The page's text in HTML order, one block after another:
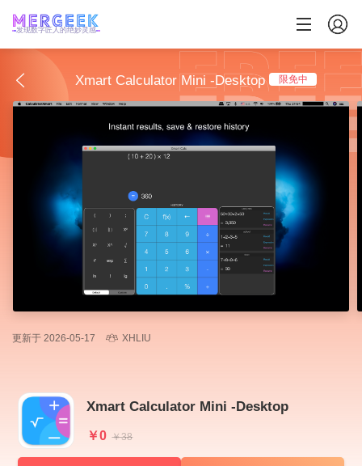
发现数字匠人的绝妙灵感
Xmart Calculator Mini -Desktop 限免中
更新于 2026-05-17 XHLIU
Xmart Calculator Mini -Desktop
￥0 ￥38